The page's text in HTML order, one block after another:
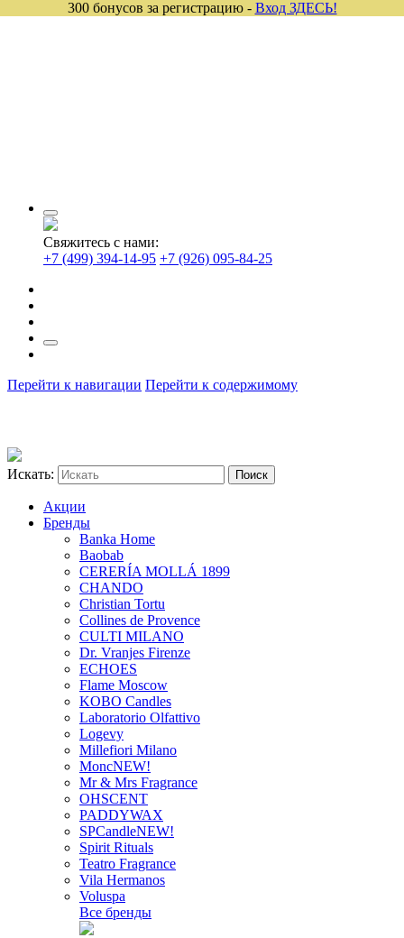
Свяжитесь с нами:
+7 (499) 394-14-95 +7 (926) 095-84-25
Перейти к навигации Перейти к содержимому
Искать:
Акции
Бренды
Banka Home
Baobab
CERERÍA MOLLÁ 1899
CHANDO
Christian Tortu
Collines de Provence
CULTI MILANO
Dr. Vranjes Firenze
ECHOES
Flame Moscow
KOBO Candles
Laboratorio Olfattivo
Logevy
Millefiori Milano
MoncNEW!
Mr & Mrs Fragrance
OHSCENT
PADDYWAX
SPCandleNEW!
Spirit Rituals
Teatro Fragrance
Vila Hermanos
Voluspa
Все бренды
300 бонусов за регистрацию - Вход ЗДЕСЬ!